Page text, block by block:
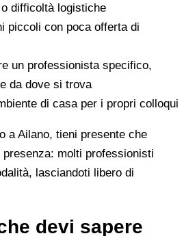
difficoltà logistiche
piccoli con poca offerta di
un professionista specifico,
da dove si trova
di casa per i propri colloqui
a Ailano, tieni presente che
molti professionisti
lasciandoti libero di
devi sapere